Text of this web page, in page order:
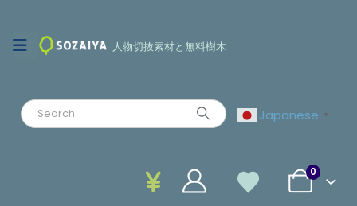
人物切抜素材と無料樹木
Japanese ▼
0